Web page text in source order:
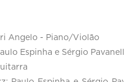
Angelo - Piano/Violão
Espinha e Sérgio